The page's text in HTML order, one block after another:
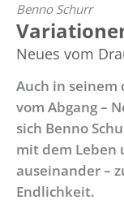
Benno Schurr
Neues vom
Auch in
vom Abgang –
sich Benno
mit dem Leben
auseinander –
Endlichkeit.